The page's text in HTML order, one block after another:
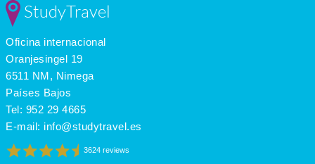
Mar
May
June
July
StudyTravel
Oficina internacional
Oranjesingel 19
6511 NM, Nimega
Países Bajos
Tel: 952 29 4665
E-mail: info@studytravel.es
3624 reviews